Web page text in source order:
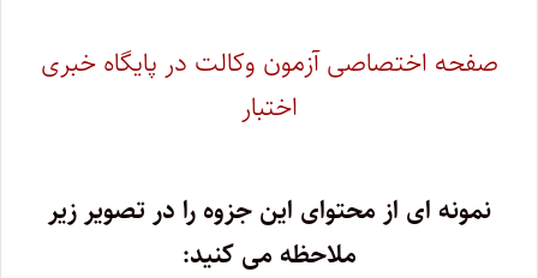
صفحه اختصاصی آزمون وکالت در پایگاه خبری
اختبار
نمونه ای از محتوای این جزوه را در تصویر زیر
ملاحظه می کنید: